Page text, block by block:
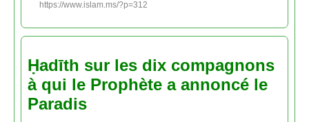
https://www.islam.ms/?p=312
Ḥadīth sur les dix compagnons
à qui le Prophète a annoncé le
Paradis